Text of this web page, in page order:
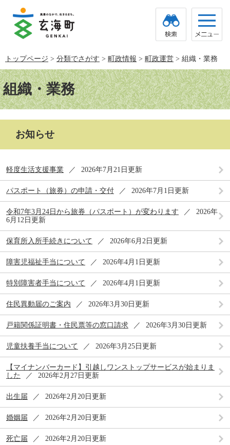
で
す。
ば
し
て
本
文
へ
トップページ > 分類でさがす > 町政情報 > 町政運営 > 組織・業務
本
文組織・業務
お知らせ
軽度生活支援事業 2026年7月21日更新
パスポート（旅券）の申請・交付 2026年7月1日更新
令和7年3月24日から旅券（パスポート）が変わります
2026年
6月12日更新
保育所入所手続きについて 2026年6月2日更新
障害児福祉手当について 2026年4月1日更新
特別障害者手当について 2026年4月1日更新
住民異動届のご案内 2026年3月30日更新
戸籍関係証明書・住民票等の窓口請求 2026年3月30日更新
児童扶養手当について 2026年3月25日更新
【マイナンバーカード】引越しワンストップサービスが始まりま
した
2026年2月27日更新
出生届 2026年2月20日更新
婚姻届 2026年2月20日更新
死亡届 2026年2月20日更新